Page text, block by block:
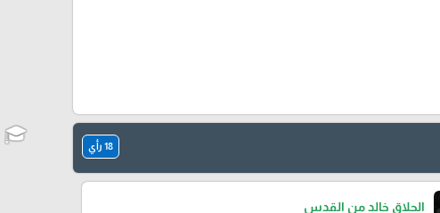
18 رأي
الحلاق خالد من القدس